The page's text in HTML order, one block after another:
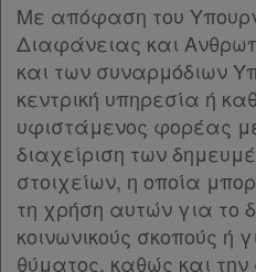
Άρθρο 37
[-]
Παρ.1
Παρ.2
Παρ.3
Άρθρο 38
Άρθρο 39 [-]
Παρ.1
Παρ.2
Παρ.3
Με απόφαση του
Διαφάνειας και
και των συναρμόδιων
κεντρική υπηρεσία ή
υφιστάμενος φορέας
διαχείριση των
στοιχείων, η οποία
τη χρήση αυτών για το
κοινωνικούς σκοπούς ή
θύματος, καθώς και